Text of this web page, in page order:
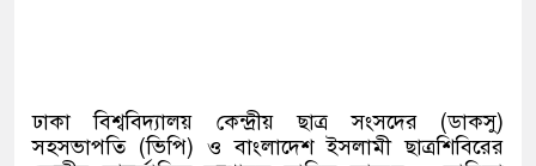
ঢাকা বিশ্ববিদ্যালয় কেন্দ্রীয় ছাত্র সংসদের (ডাকসু)
সহসভাপতি (ভিপি) ও বাংলাদেশ ইসলামী ছাত্রশিবিরের